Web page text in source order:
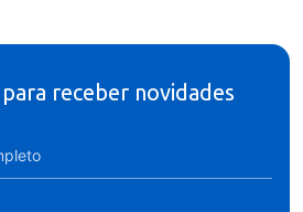
receber novidades